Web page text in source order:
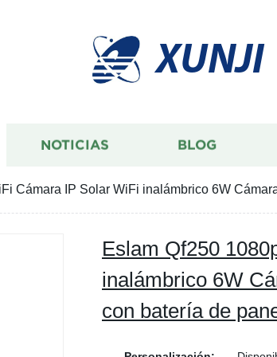
XUNJI
NOTICIAS BLOG
Cámara IP Solar WiFi inalámbrico 6W
Eslam Qf250
inalámbrico 6W
con batería de